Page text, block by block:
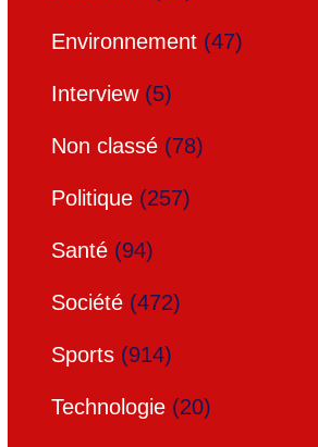
Environnement (47)
Interview(5)
Non classé (78)
Politique (257)
Santé (94)
Société (472)
Sports (914)
Technologie (20)